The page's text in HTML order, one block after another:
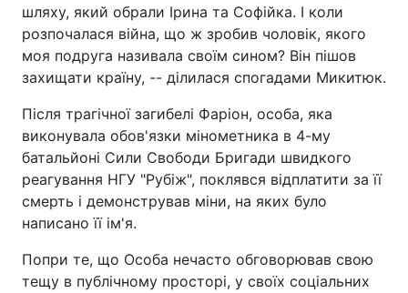
шляху, який обрали Ірина та Софійка. І коли
розпочалася війна, що ж зробив чоловік, якого
моя подруга називала своїм сином? Він пішов
захищати країну, -- ділилася спогадами Микитюк.
Після трагічної загибелі Фаріон, особа, яка
виконувала обов'язки мінометника в 4-му
батальйоні Сили Свободи Бригади швидкого
реагування НГУ "Рубіж", поклявся відплатити за її
смерть і демонстрував міни, на яких було
написано її ім'я.
Попри те, що Особа нечасто обговорював свою
тещу в публічному просторі, у своїх соціальних